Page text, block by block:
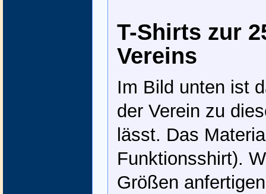
T-Shirts zur
Vereins
Im Bild unten ist
der Verein zu
lässt. Das
Funktionsshirt).
Größen